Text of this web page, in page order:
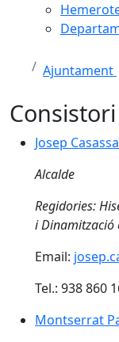
Ajuntament
Consistori
Josep
Josep
Alcalde
Regidories:
i Dinamització
Email:
Tel.: 938 860
Montserrat
Montserrat